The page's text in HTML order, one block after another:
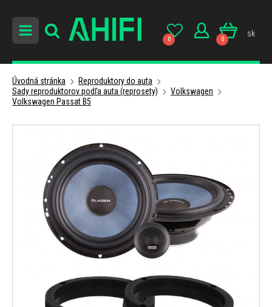
0 0
sk
Úvodná stránka
Reproduktory do auta
Sady reproduktorov podľa auta (reprosety)
Volkswagen
Volkswagen Passat B5